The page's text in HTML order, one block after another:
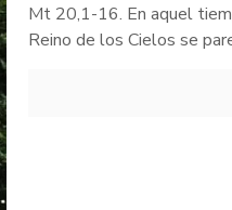
Mt 20,1-16. En aquel
Reino de los Cielos se